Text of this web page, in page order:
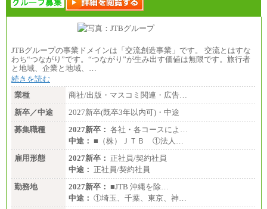
JTBグループの事業ドメインは「交流創造事業」です。 交流とはすな
わち“つながり”です。“つながり”が生み出す価値は無限です。旅行者
と地域、企業と地域、…
続きを読む
業種
商社/出版・マスコミ関連・広告…
新卒／中途
2027新卒(既卒3年以内可)・中途
募集職種
2027新卒： 各社・各コースによ…
中途： ■（株）ＪＴＢ ①法人…
雇用形態
2027新卒： 正社員/契約社員
中途： 正社員/契約社員
勤務地
2027新卒： ■JTB 沖縄を除…
中途： ①埼玉、千葉、東京、神…